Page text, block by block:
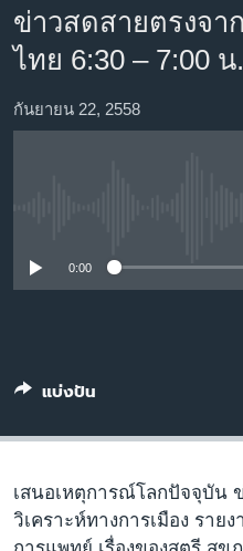
หลัก
ข้าม
ไป
การ
ธุรกิจ
วิทยาศาสตร์
ไลฟ์สไตล์
สมัคร
ข่าวสดสายตรงจา
ไทย 6:30 – 7:00 น.
กันยายน 22, 2558
0:00
แบ่งปัน
เสนอเหตุการณ์โลกปัจจุบัน
วิเคราะห์ทางการเมือง ราย